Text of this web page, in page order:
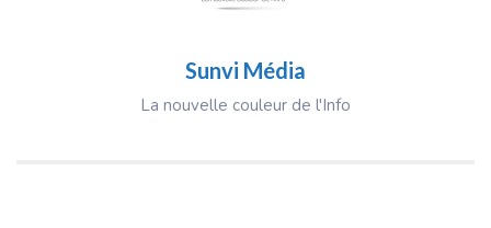
Sunvi Média
La nouvelle couleur de l'Info